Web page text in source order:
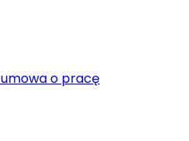
umowa o pracę